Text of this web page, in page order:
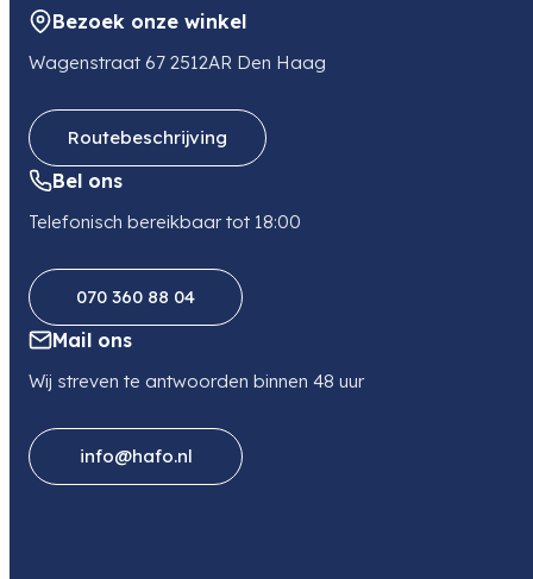
Bezoek onze winkel
Wagenstraat 67 2512AR Den Haag
Routebeschrijving
Bel ons
Telefonisch bereikbaar tot 18:00
070 360 88 04
Mail ons
Wij streven te antwoorden binnen 48 uur
info@hafo.nl